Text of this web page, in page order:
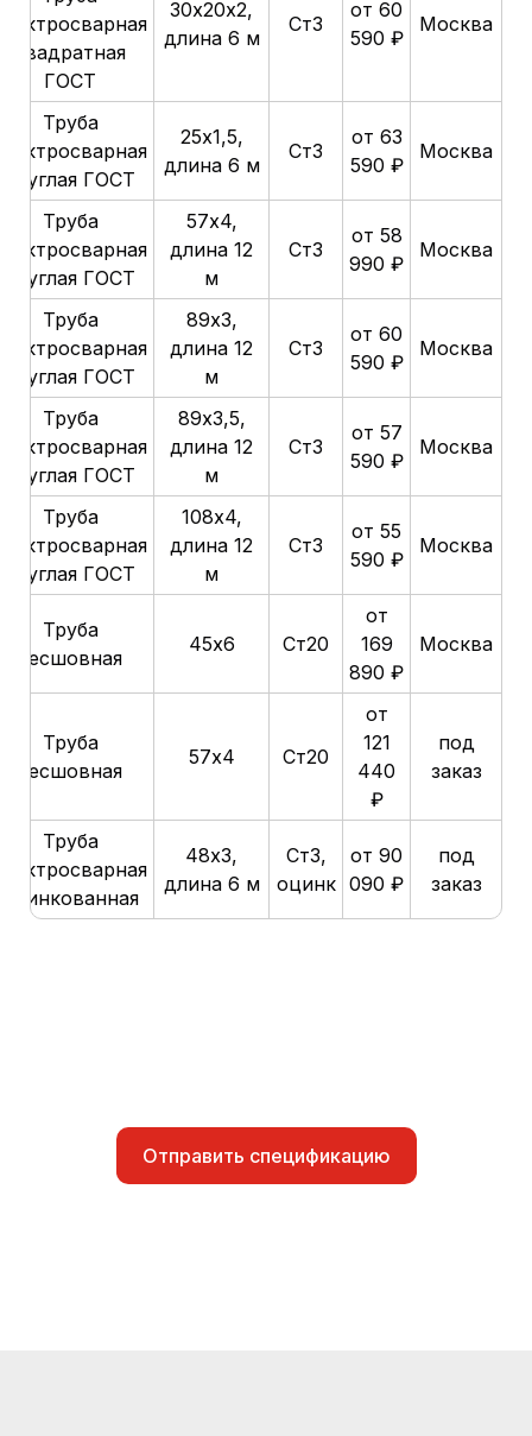
квадратная
ГОСТ
30х20х2,
длина 6 м
Ст3
от 60
590 ₽
Москва
Труба
круглая ГОСТ
25х1,5,
длина 6 м
Ст3
от 63
590 ₽
Москва
Труба
круглая ГОСТ
57х4,
длина 12
м
Ст3
от 58
990 ₽
Москва
Труба
круглая ГОСТ
89х3,
длина 12
м
Ст3
от 60
590 ₽
Москва
Труба
круглая ГОСТ
89х3,5,
длина 12
м
Ст3
от 57
590 ₽
Москва
Труба
круглая ГОСТ
108х4,
длина 12
м
Ст3
от 55
590 ₽
Москва
Труба
бесшовная
45х6 Ст20
от
169
890 ₽
Москва
Труба
бесшовная
57х4 Ст20
от
121
440
₽
под
заказ
Труба
оцинкованная
48х3,
длина 6 м
Ст3,
оцинк
от 90
090 ₽
под
заказ
Отправить спецификацию